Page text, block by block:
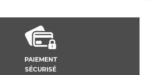
PAIEMENT
SÉCURISÉ